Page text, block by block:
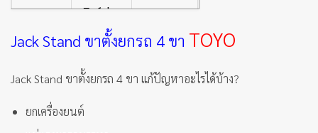
5.6 kg
/ คู่
6T
13 kg /
1,200
Jack Stand ขาตั้งยกรถ 4 ขา TOYO
Jack Stand ขาตั้งยกรถ 4 ขา แก้ปัญหาอะไรได้บ้าง?
ยกเครื่องยนต์